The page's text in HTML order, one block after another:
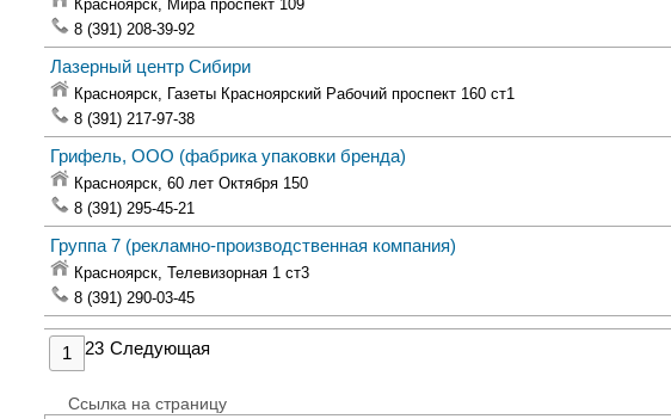
Красноярск, Мира проспект 109
8 (391) 208-39-92
Лазерный центр Сибири
Красноярск, Газеты Красноярский Рабочий проспект 160 ст1
8 (391) 217-97-38
Грифель, ООО (фабрика упаковки бренда)
Красноярск, 60 лет Октября 150
8 (391) 295-45-21
Группа 7 (рекламно-производственная компания)
Красноярск, Телевизорная 1 ст3
8 (391) 290-03-45
1 23 Следующая
Ссылка на страницу